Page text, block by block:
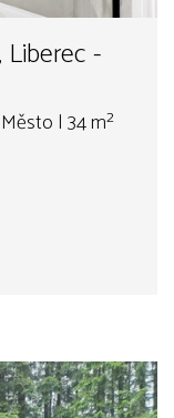
Liberec -
| 34 m²